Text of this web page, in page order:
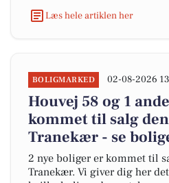
Læs hele artiklen her
BOLIGMARKED 02-08-2026
Houvej 58 og 1
kommet til salg
Tranekær - se
2 nye boliger er kommet til
Tranekær. Vi giver dig her